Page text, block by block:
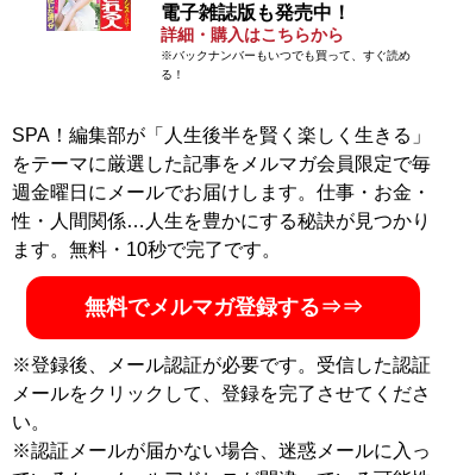
電子雑誌版も発売中！
詳細・購入はこちらから
※バックナンバーもいつでも買って、すぐ読め
る！
SPA！編集部が「人生後半を賢く楽しく生きる」
をテーマに厳選した記事をメルマガ会員限定で毎
週金曜日にメールでお届けします。仕事・お金・
性・人間関係…人生を豊かにする秘訣が見つかり
ます。無料・10秒で完了です。
無料でメルマガ登録する⇒⇒
※登録後、メール認証が必要です。受信した認証
メールをクリックして、登録を完了させてくださ
い。
※認証メールが届かない場合、迷惑メールに入っ